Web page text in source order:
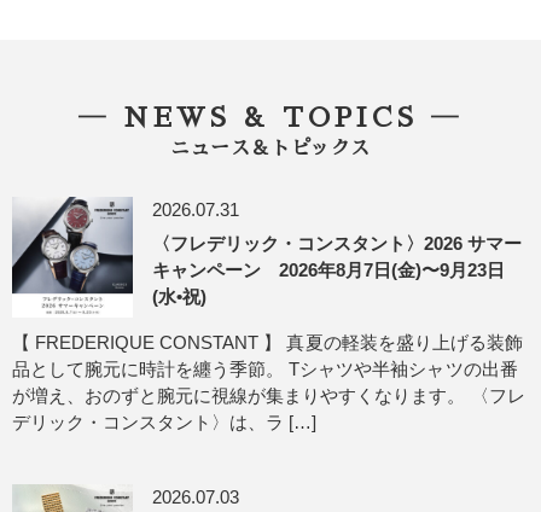
― NEWS & TOPICS ―
ニュース＆トピックス
2026.07.31
〈フレデリック・コンスタント〉2026 サマー
キャンペーン 2026年8月7日(金)〜9月23日
(水•祝)
【 FREDERIQUE CONSTANT 】 真夏の軽装を盛り上げる装飾
品として腕元に時計を纏う季節。 Tシャツや半袖シャツの出番
が増え、おのずと腕元に視線が集まりやすくなります。 〈フレ
デリック・コンスタント〉は、ラ […]
2026.07.03